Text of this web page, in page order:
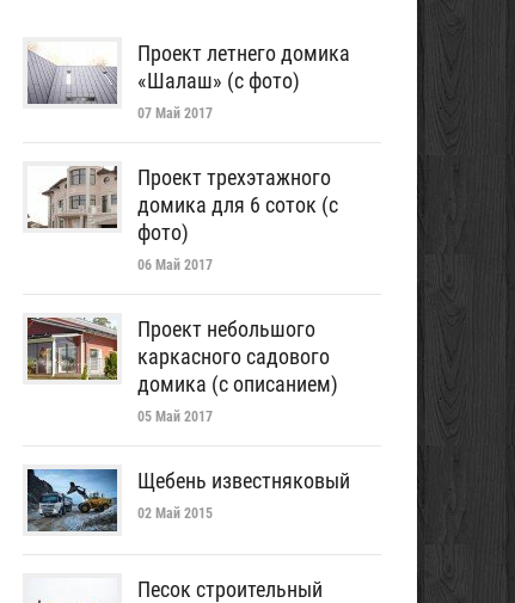
Проект летнего домика
«Шалаш» (с фото)
07 Май 2017
Проект трехэтажного
домика для 6 соток (с
фото)
06 Май 2017
Проект небольшого
каркасного садового
домика (с описанием)
05 Май 2017
Щебень известняковый
02 Май 2015
Песок строительный